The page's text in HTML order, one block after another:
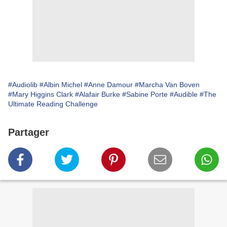
#Audiolib #Albin Michel #Anne Damour #Marcha Van Boven
#Mary Higgins Clark #Alafair Burke #Sabine Porte #Audible #The
Ultimate Reading Challenge
Partager